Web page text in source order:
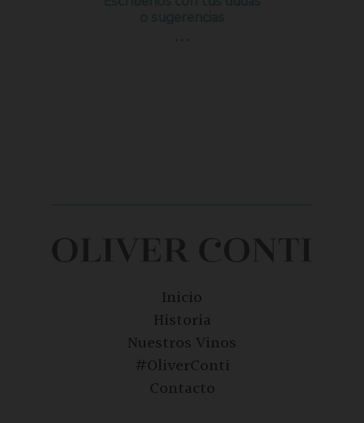
Inicio
Historia
Nuestros Vinos
#OliverConti
Contacto